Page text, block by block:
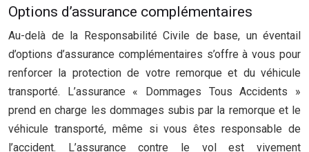
Options d’assurance complémentaires
Au-delà de la Responsabilité Civile de base, un éventail
d’options d’assurance complémentaires s’offre à vous pour
renforcer la protection de votre remorque et du véhicule
transporté. L’assurance « Dommages Tous Accidents »
prend en charge les dommages subis par la remorque et le
véhicule transporté, même si vous êtes responsable de
l’accident. L’assurance contre le vol est vivement